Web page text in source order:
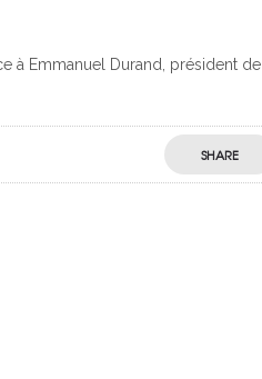
à Emmanuel Durand, président de
SHARE